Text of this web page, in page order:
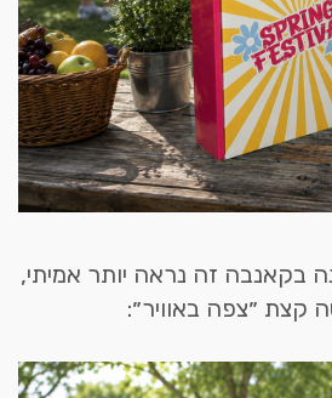
בקאנבה זה נראה יותר אמיתי,
קצת ״צפה באוויר״: